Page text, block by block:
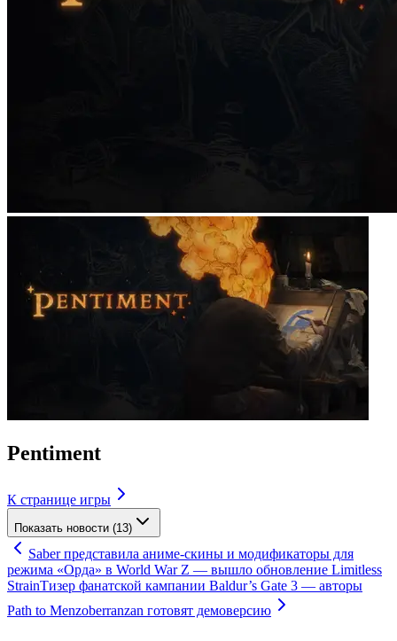
Pentiment
К странице игры
Показать новости (13)
Saber представила аниме-скины и модификаторы для
режима «Орда» в World War Z — вышло обновление Limitless
StrainТизер фанатской кампании Baldur’s Gate 3 — авторы
Path to Menzoberranzan готовят демоверсию